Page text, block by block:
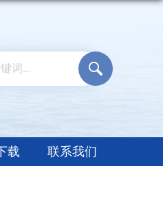
载 联系我们